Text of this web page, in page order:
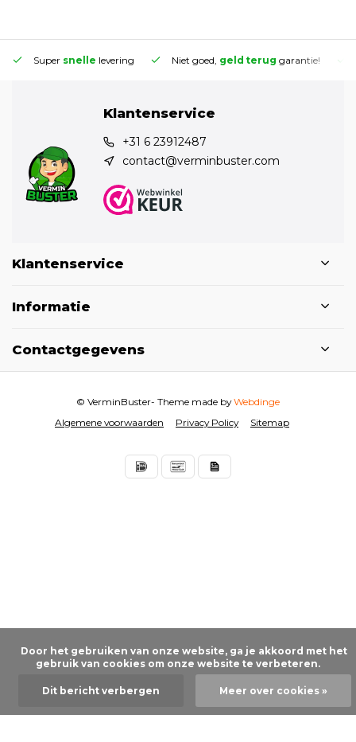
Super snelle levering Niet goed, geld terug garantie!
Klantenservice
+31 6 23912487
contact@verminbuster.com
Klantenservice
Informatie
Contactgegevens
Algemene voorwaarden Privacy Policy Sitemap
© VerminBuster- Theme made byWebdinge
gebruik van cookies om onze website te verbeteren.
Dit bericht verbergen Meer over cookies »